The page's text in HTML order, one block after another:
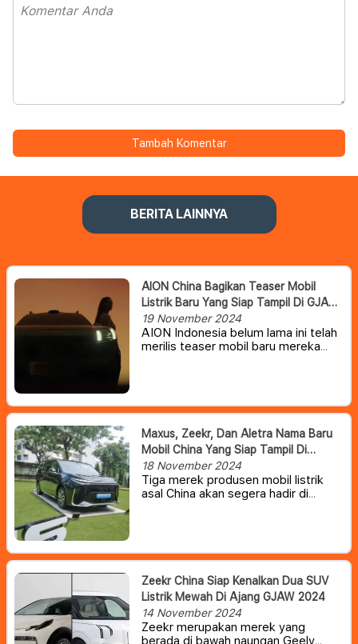
Tambah Komentar
BERITA LAINNYA
AION China Bagikan Teaser Mobil
Listrik Baru Yang Siap Tampil Di GJAW
2024
19 November 2024
AION Indonesia belum lama ini telah
merilis teaser mobil baru mereka
Show (GJAW), yang sebentar lagi
akan digelar di ICE-BSD City,
Tangsel 22 November – 1 Desember
2024.
Maxus, Zeekr, Dan Aletra Nama Baru
Mobil China Yang Siap Tampil Di
Indonesia
18 November 2024
Tiga merek produsen mobil listrik
asal China akan segera hadir di
Zeekr China Siap Kenalkan Dua SUV
Listrik Mewah Di Ajang GJAW 2024
14 November 2024
Zeekr merupakan merek yang
berada di bawah naungan Geely